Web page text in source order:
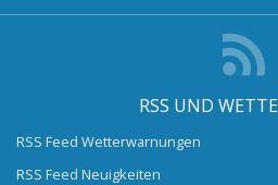
RSS UND
RSS Feed Wetterwarnungen
RSS Feed Neuigkeiten